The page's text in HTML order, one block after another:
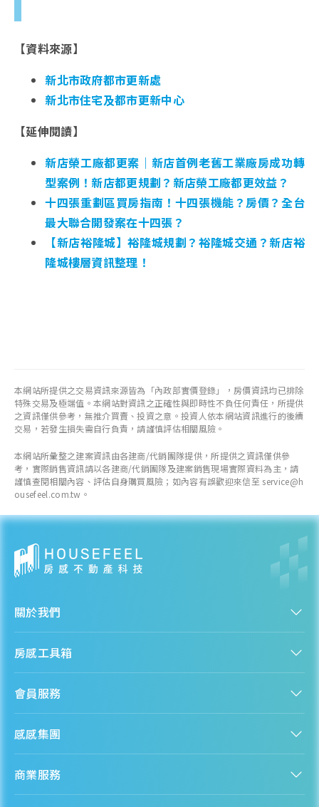
【資料來源】
新北市政府都市更新處
新北市住宅及都市更新中心
【延伸閱讀】
新店榮工廠都更案｜新店首例老舊工業廠房成功轉
型案例！新店都更規劃？新店榮工廠都更效益？
十四張重劃區買房指南！十四張機能？房價？全台
最大聯合開發案在十四張？
【新店裕隆城】裕隆城規劃？裕隆城交通？新店裕
隆城樓層資訊整理！
本網站所提供之交易資訊來源皆為「內政部實價登錄」，房價資訊均已排除
特殊交易及極端值。本網站對資訊之正確性與即時性不負任何責任，所提供
之資訊僅供參考，無推介買賣、投資之意。投資人依本網站資訊進行的後續
交易，若發生損失需自行負責，請謹慎評估相關風險。
本網站所彙整之建案資訊由各建商/代銷團隊提供，所提供之資訊僅供參
考，實際銷售資訊請以各建商/代銷團隊及建案銷售現場實際資料為主，請
謹慎查閱相關內容、評估自身購買風險；如內容有誤歡迎來信至 service@h
ousefeel.com.tw。
關於我們
人才招募
隱私政策
資訊安全政策
房感工具箱
購屋能力試算
熱門區域分析
房產知識庫
會員服務
會員專區
感感集團
房感 HouseFeel
商業服務